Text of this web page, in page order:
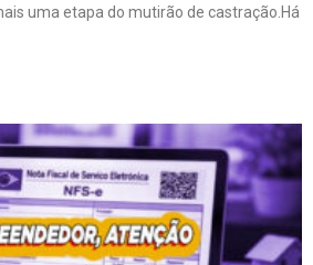
uma etapa do mutirão de castração.Há